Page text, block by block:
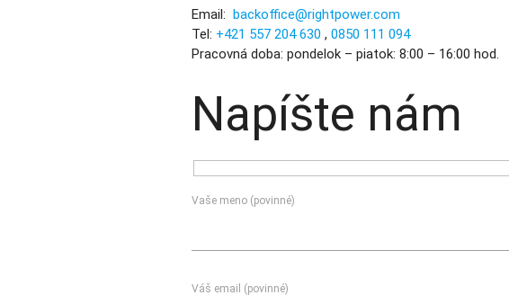
Email:
backoffice@rightpower.com
Tel: +421 557 204 630 , 0850 111 094
Pracovná doba: pondelok – piatok: 8:00 – 16:00 hod.
Napíšte nám
Vaše meno (povinné)
Váš email (povinné)